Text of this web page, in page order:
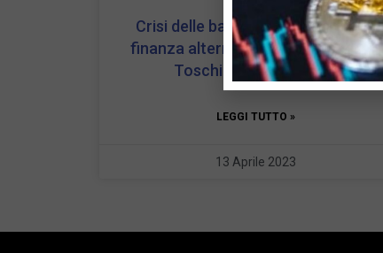
Crisi delle banche: strumenti della
finanza alternativa con Alessandro
Toschi e Karim Sghaier
LEGGI TUTTO »
13 Aprile 2023